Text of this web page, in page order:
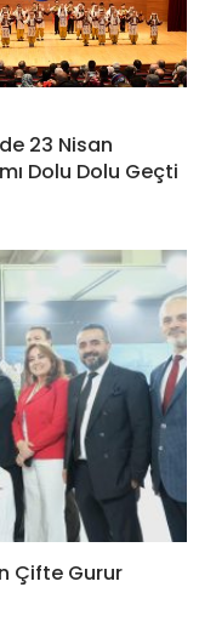
23 Nisan
Dolu Dolu Geçti
Çifte Gurur